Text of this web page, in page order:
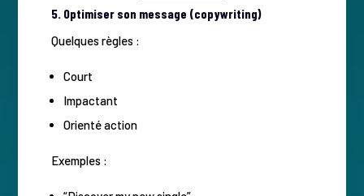
5. Optimiser son message (copywriting)
Quelques règles :
Court
Impactant
Orienté action
Exemples :